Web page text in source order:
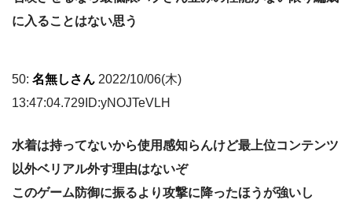
に入ることはない思う
50: 名無しさん 2022/10/06(木)
13:47:04.729ID:yNOJTeVLH
水着は持ってないから使用感知らんけど最上位コンテンツ
以外ベリアル外す理由はないぞ
このゲーム防御に振るより攻撃に降ったほうが強いし